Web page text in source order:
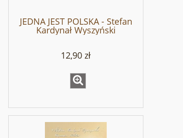
JEDNA JEST POLSKA - Stefan
Kardynał Wyszyński
12,90 zł